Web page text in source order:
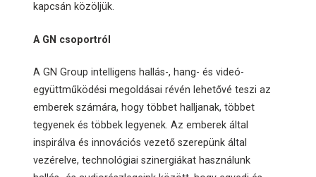
kapcsán közöljük.
A GN csoportról
A GN Group intelligens hallás-, hang- és videó-
együttműködési megoldásai révén lehetővé teszi az
emberek számára, hogy többet halljanak, többet
tegyenek és többek legyenek. Az emberek által
inspirálva és innovációs vezető szerepünk által
vezérelve, technológiai szinergiákat használunk